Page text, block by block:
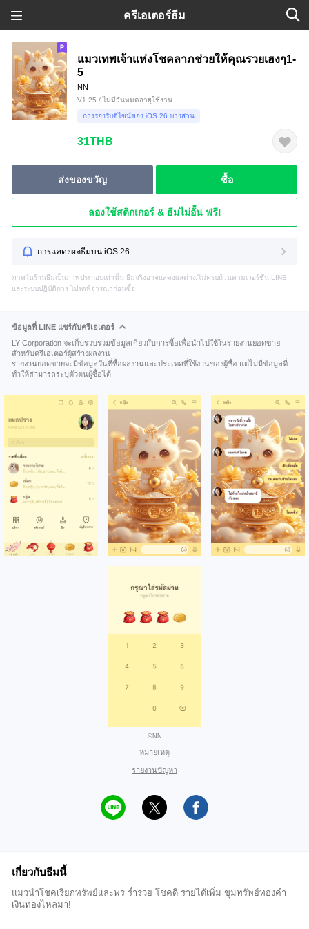
ครีเอเตอร์ธีม
แมวเทพเจ้าแห่งโชคลาภช่วยให้คุณรวยเฮงๆ1-
5
NN
V1.25 / ไม่มีวันหมดอายุใช้งาน
การรองรับดีไซน์ของ iOS 26 บางส่วน
31THB
ส่งของขวัญ ซื้อ
ลองใช้สติกเกอร์ & ธีมไม่อั้น ฟรี!
การแสดงผลธีมบน iOS 26
ภาพในร้านธีมเป็นภาพประกอบเท่านั้น ธีมจริงอาจแสดงผลต่าง/ไม่ครบถ้วนตามเวอร์ชัน LINE
และระบบปฏิบัติการ โปรดพิจารณาก่อนซื้อ
ข้อมูลที่ LINE แชร์กับครีเอเตอร์
LY Corporation จะเก็บรวบรวมข้อมูลเกี่ยวกับการซื้อเพื่อนำไปใช้ในรายงานยอดขาย
สำหรับครีเอเตอร์ผู้สร้างผลงาน
รายงานยอดขายจะมีข้อมูลวันที่ซื้อผลงานและประเทศที่ใช้งานของผู้ซื้อ แต่ไม่มีข้อมูลที่
ทำให้สามารถระบุตัวตนผู้ซื้อได้
©NN
หมายเหตุ
รายงานปัญหา
เกี่ยวกับธีมนี้
แมวนำโชคเรียกทรัพย์และพร ร่ำรวย โชคดี รายได้เพิ่ม ขุมทรัพย์ทองคำ
เงินทองไหลมา!